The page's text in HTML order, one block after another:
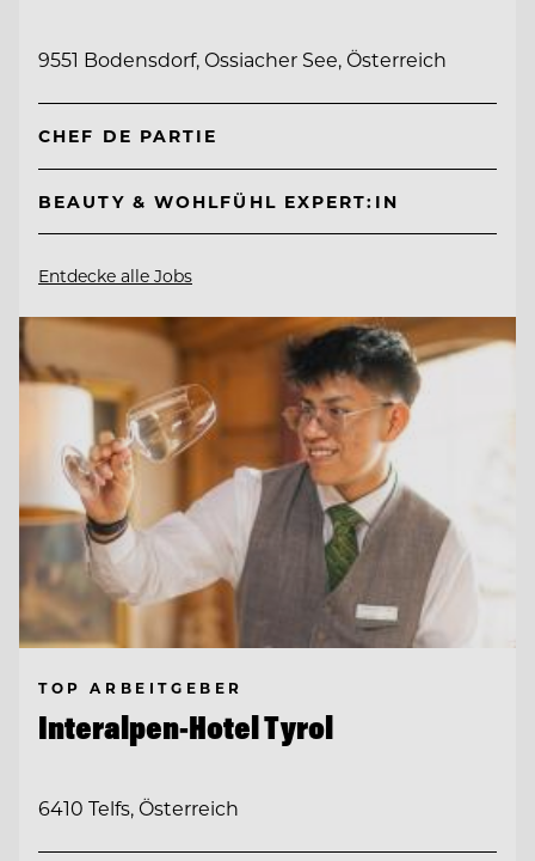
9551 Bodensdorf, Ossiacher See, Österreich
CHEF DE PARTIE
BEAUTY & WOHLFÜHL EXPERT:IN
Entdecke alle Jobs
TOP ARBEITGEBER
Interalpen-Hotel Tyrol
6410 Telfs, Österreich